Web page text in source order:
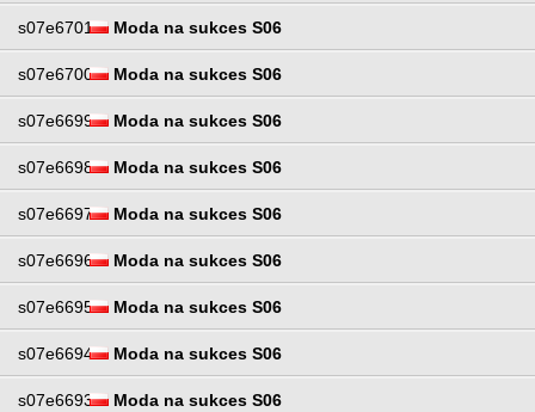
s07e6701 Moda na sukces S06
s07e6700 Moda na sukces S06
s07e6699 Moda na sukces S06
s07e6698 Moda na sukces S06
s07e6697 Moda na sukces S06
s07e6696 Moda na sukces S06
s07e6695 Moda na sukces S06
s07e6694 Moda na sukces S06
s07e6693 Moda na sukces S06